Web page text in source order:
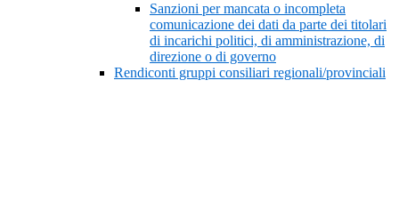
Sanzioni per mancata o incompleta
comunicazione dei dati da parte dei titolari
di incarichi politici, di amministrazione, di
direzione o di governo
Rendiconti gruppi consiliari regionali/provinciali